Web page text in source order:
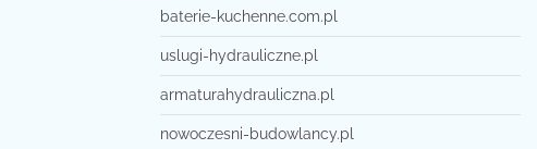
baterie-kuchenne.com.pl
uslugi-hydrauliczne.pl
armaturahydrauliczna.pl
nowoczesni-budowlancy.pl